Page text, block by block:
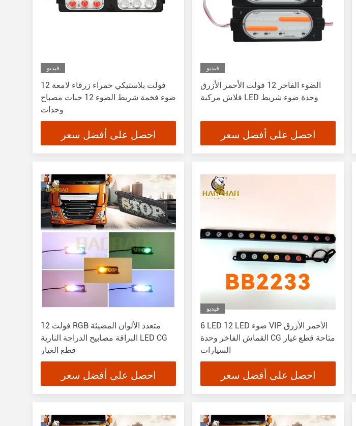
فيديو
12 فولت بلاستيكي حمراء زرقاء لامعة
ضوء فخمة شريط الضوء 12 حبات مصباح
وحدات
احصل على أفضل سعر
فيديو
الضوء الفاخر 12 فولت الأحمر الأزرق
فلاش مركبة LED وحدة ضوء شريط
احصل على أفضل سعر
12 فولت RGB متعدد الألوان المضيئة
البراقة مصابيح الدراجة النارية LED CG
قطع الغيار
احصل على أفضل سعر
فيديو
6 LED 12 LED ضوء VIP الأحمر الأزرق
القماش الفاخر وحدة CG متاحة قطع غيار
السيارات
احصل على أفضل سعر